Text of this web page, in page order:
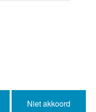
Niet akkoord